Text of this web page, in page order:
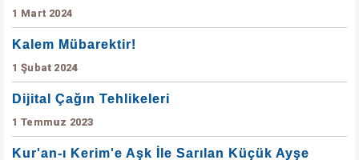
1 Mart 2024
Kalem Mübarektir!
1 Şubat 2024
Dijital Çağın Tehlikeleri
1 Temmuz 2023
Kur'an-ı Kerim'e Aşk İle Sarılan Küçük Ayşe